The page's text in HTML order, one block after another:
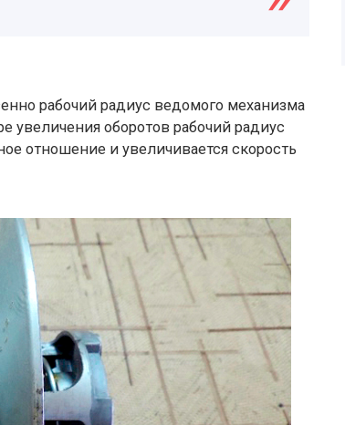
рабочий радиус ведомого механизма
увеличения оборотов рабочий радиус
отношение и увеличивается скорость